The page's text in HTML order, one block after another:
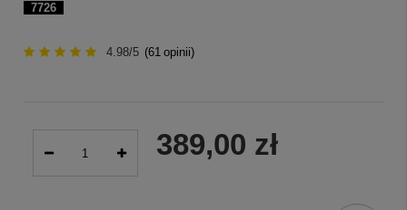
7726
4.98/5 (61 opinii)
389,00 zł